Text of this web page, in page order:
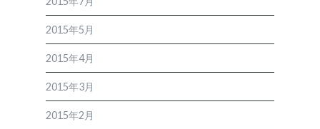
2015年5月
2015年4月
2015年3月
2015年2月